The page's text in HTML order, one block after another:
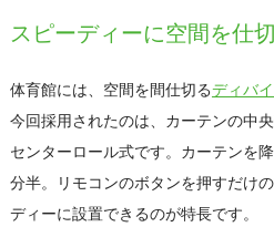
スピーディーに空間を仕
体育館には、空間を間仕切るディバ
今回採用されたのは、カーテンの中
センターロール式です。カーテンを
分半。リモコンのボタンを押すだけ
ディーに設置できるのが特長です。